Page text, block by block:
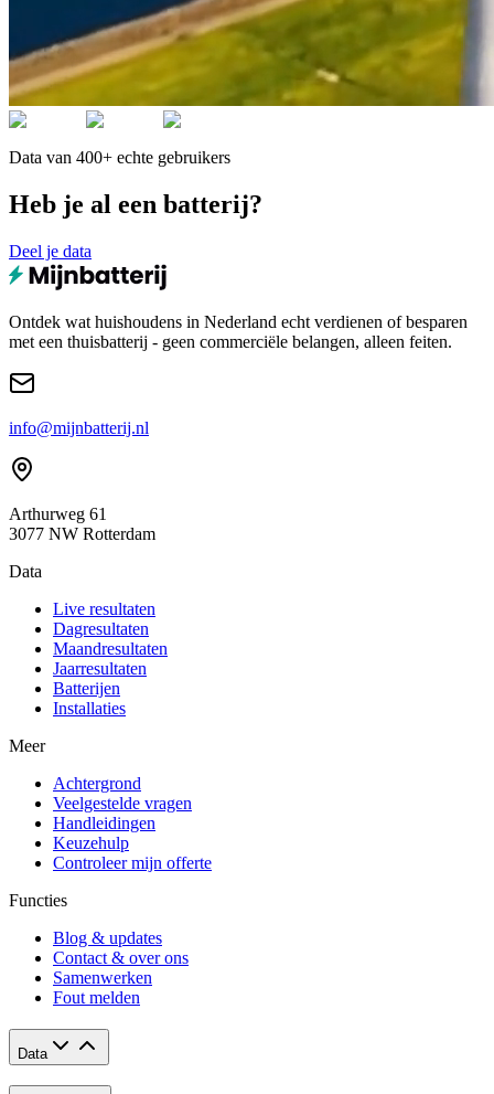
Data van 400+ echte gebruikers
Heb je al een batterij?
Deel je data
Ontdek wat huishoudens in Nederland echt verdienen of besparen
met een thuisbatterij - geen commerciële belangen, alleen feiten.
info@mijnbatterij.nl
Arthurweg 61
3077 NW Rotterdam
Data
Live resultaten
Dagresultaten
Maandresultaten
Jaarresultaten
Batterijen
Installaties
Meer
Achtergrond
Veelgestelde vragen
Handleidingen
Keuzehulp
Controleer mijn offerte
Functies
Blog & updates
Contact & over ons
Samenwerken
Fout melden
Data